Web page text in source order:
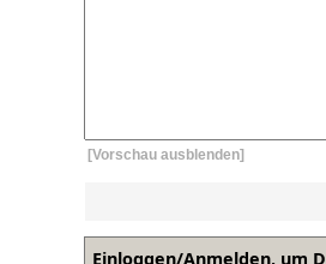
[Vorschau ausblenden]